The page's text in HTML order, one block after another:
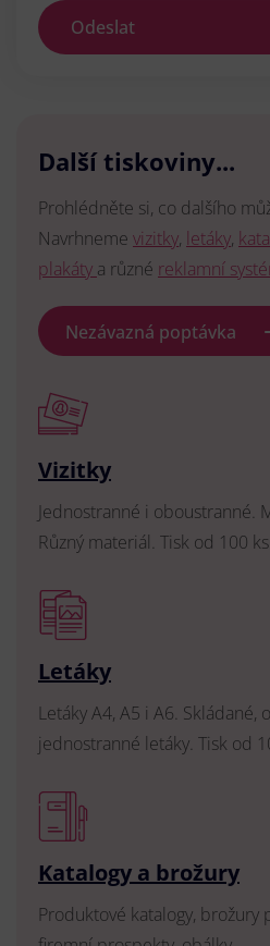
Odeslat
Další tiskoviny...
Prohlédněte si, co dalšího
Navrhneme vizitky, letáky,
plakáty a různé reklamní
Nezávazná poptávka
Vizitky
Jednostranné i oboustranné.
Různý materiál. Tisk od 100
Letáky
Letáky A4, A5 i A6. Skládané,
jednostranné letáky. Tisk od
Katalogy a brožury
Produktové katalogy, brožury